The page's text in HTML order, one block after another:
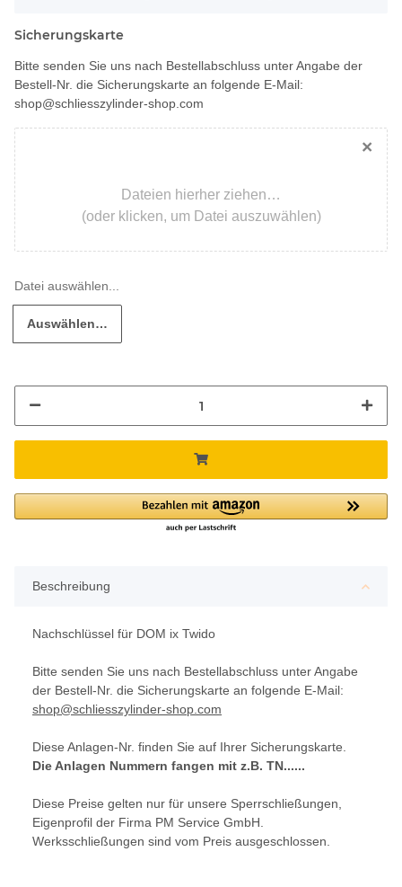
Sicherungskarte
Bitte senden Sie uns nach Bestellabschluss unter Angabe der
Bestell-Nr. die Sicherungskarte an folgende E-Mail:
shop@schliesszylinder-shop.com
×
Dateien hierher ziehen…
(oder klicken, um Datei auszuwählen)
Auswählen…
Beschreibung
Nachschlüssel für DOM ix Twido
Bitte senden Sie uns nach Bestellabschluss unter Angabe
der Bestell-Nr. die Sicherungskarte an folgende E-Mail:
shop@schliesszylinder-shop.com
Diese Anlagen-Nr. finden Sie auf Ihrer Sicherungskarte.
Die Anlagen Nummern fangen mit z.B. TN......
Diese Preise gelten nur für unsere Sperrschließungen,
Eigenprofil der Firma PM Service GmbH.
Werksschließungen sind vom Preis ausgeschlossen.